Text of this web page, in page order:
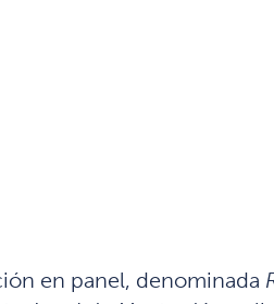
en panel, denominada